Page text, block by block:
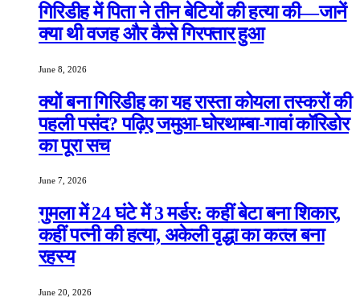
गिरिडीह में पिता ने तीन बेटियों की हत्या की—जानें
क्या थी वजह और कैसे गिरफ्तार हुआ
June 8, 2026
क्यों बना गिरिडीह का यह रास्ता कोयला तस्करों की
पहली पसंद? पढ़िए जमुआ-घोरथाम्बा-गावां कॉरिडोर
का पूरा सच
June 7, 2026
गुमला में 24 घंटे में 3 मर्डर: कहीं बेटा बना शिकार,
कहीं पत्नी की हत्या, अकेली वृद्धा का कत्ल बना
रहस्य
June 20, 2026